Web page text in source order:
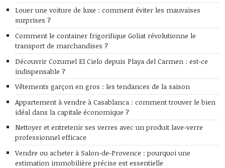
Louer une voiture de luxe : comment éviter les mauvaises
surprises ?
Comment le container frigorifique Goliat révolutionne le
transport de marchandises ?
Découvrir Cozumel El Cielo depuis Playa del Carmen : est-ce
indispensable ?
Vêtements garçon en gros : les tendances de la saison
Appartement à vendre à Casablanca : comment trouver le bien
idéal dans la capitale économique ?
Nettoyer et entretenir ses verres avec un produit lave-verre
professionnel efficace
Vendre ou acheter à Salon-de-Provence : pourquoi une
estimation immobilière précise est essentielle